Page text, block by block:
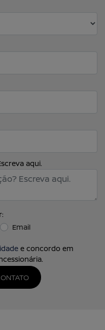
aqui.
Email
e concordo em